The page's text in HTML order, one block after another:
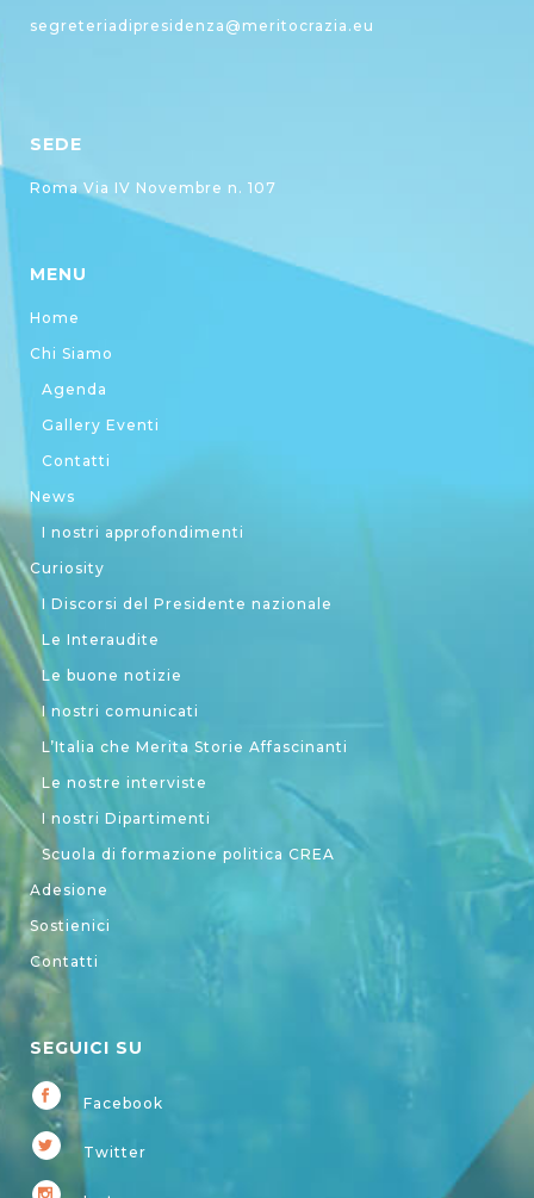
segreteriadipresidenza@meritocrazia.eu
SEDE
Roma Via IV Novembre n. 107
MENU
Home
Chi Siamo
Agenda
Gallery Eventi
Contatti
News
I nostri approfondimenti
Curiosity
I Discorsi del Presidente nazionale
Le Interaudite
Le buone notizie
I nostri comunicati
L’Italia che Merita Storie Affascinanti
Le nostre interviste
I nostri Dipartimenti
Scuola di formazione politica CREA
Adesione
Sostienici
Contatti
SEGUICI SU
Facebook
Twitter